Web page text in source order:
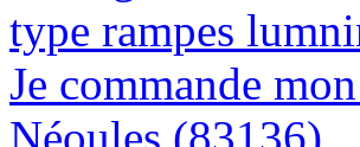
type rampes
Je commande
Néoules (83136)